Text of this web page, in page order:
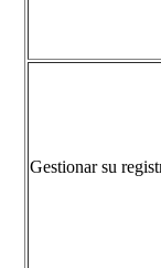
Gestionar su